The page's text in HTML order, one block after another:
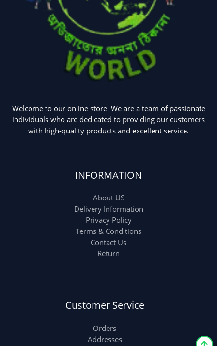
Welcome to our online store! We are a team of passionate
individuals who are dedicated to providing our customers
with high-quality products and excellent service.
INFORMATION
About US
Delivery Information
Privacy Policy
Terms & Conditions
Contact Us
Return
Customer Service
Orders
Addresses